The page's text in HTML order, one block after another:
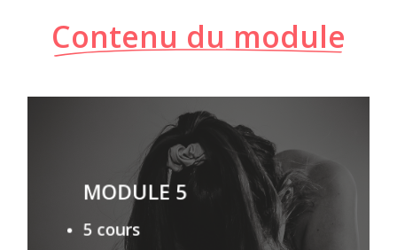
Contenu du module
MODULE 5
5 cours